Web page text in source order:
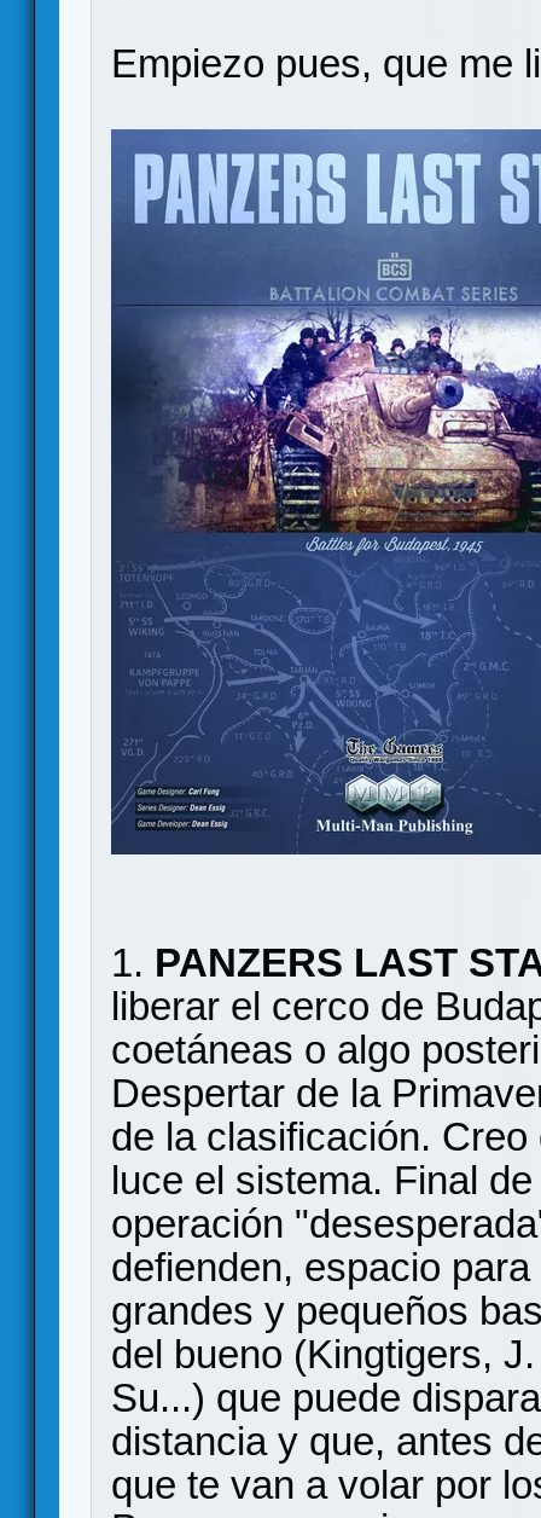
Empiezo pues, que me
1. PANZERS LAST
liberar el cerco de
coetáneas o algo
Despertar de la
de la clasificación.
luce el sistema. Final
operación
defienden, espacio
grandes y pequeños
del bueno (Kingtigers,
Su...) que puede
distancia y que, antes
que te van a volar por